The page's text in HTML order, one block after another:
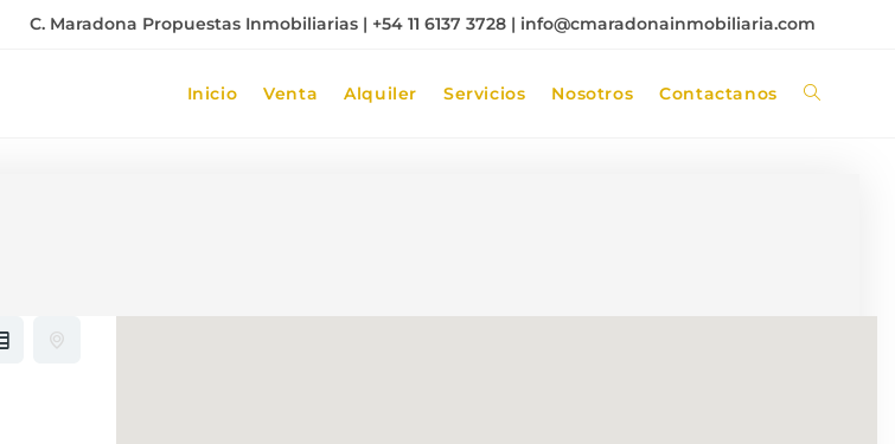
C. Maradona Propuestas Inmobiliarias | +54 11 6137 3728 | info@cmaradonainmobiliaria.com
Inicio Venta Alquiler Servicios Nosotros Contactanos